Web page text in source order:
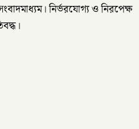
নির্ভরযোগ্য ও নিরপেক্ষ